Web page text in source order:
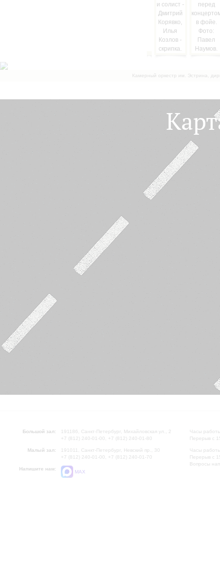
Камерный оркестр им. Эстрина,
Большой зал:
191186, Санкт-Петербург, Михайловская ул., 2
+7 (812) 240-01-00, +7 (812) 240-01-80
Малый зал:
191011, Санкт-Петербург, Невский пр., 30
+7 (812) 240-01-00, +7 (812) 240-01-70
Напишите нам:
MAX
Часы
Перерыв с
Часы
Перерыв с
Вопросы